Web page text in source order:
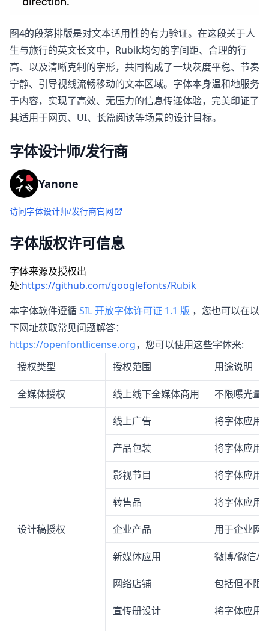
图4的段落排版是对文本适用性的有力验证。在这段关于人
生与旅行的英文长文中，Rubik均匀的字间距、合理的行
高、以及清晰克制的字形，共同构成了一块灰度平稳、节奏
宁静、引导视线流畅移动的文本区域。字体本身温和地服务
于内容，实现了高效、无压力的信息传递体验，完美印证了
其适用于网页、UI、长篇阅读等场景的设计目标。
字体设计师/发行商
Yanone
访问字体设计师/发行商官网
字体版权许可信息
字体来源及授权出
处:https://github.com/googlefonts/Rubik
本字体软件遵循SIL 开放字体许可证 1.1 版 ，您也可以在以
下网址获取常见问题解答：
https://openfontlicense.org，您可以使用这些字体来:
授权类型
授权范围 用途说明
全媒体授权 线上线下全媒体商用 不限曝光量
设计稿授权
线上广告 将字体应用
产品包装 将字体应用
影视节目 将字体应用
转售品 将字体应用
企业产品 用于企业网
新媒体应用 微博/微信/
网络店铺 包括但不限
宣传册设计 将字体应用